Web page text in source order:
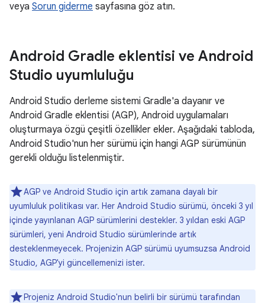
veya Sorun giderme sayfasına göz atın.
Android Gradle eklentisi ve Android
Studio uyumluluğu
Android Studio derleme sistemi Gradle'a dayanır ve
Android Gradle eklentisi (AGP), Android uygulamaları
oluşturmaya özgü çeşitli özellikler ekler. Aşağıdaki tabloda,
Android Studio'nun her sürümü için hangi AGP sürümünün
gerekli olduğu listelenmiştir.
AGP ve Android Studio için artık zamana dayalı bir
uyumluluk politikası var. Her Android Studio sürümü, önceki 3 yıl
içinde yayınlanan AGP sürümlerini destekler. 3 yıldan eski AGP
sürümleri, yeni Android Studio sürümlerinde artık
desteklenmeyecek. Projenizin AGP sürümü uyumsuzsa Android
Studio, AGP'yi güncellemenizi ister.
Projeniz Android Studio'nun belirli bir sürümü tarafından